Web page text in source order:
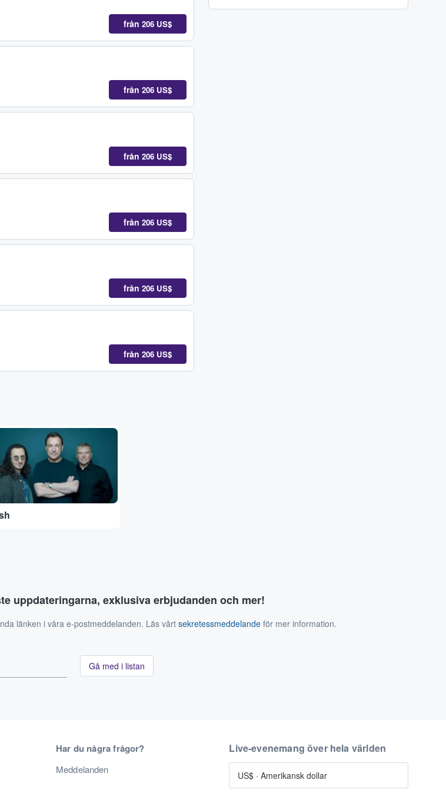
från 206 US$
från 206 US$
från 206 US$
från 206 US$
från 206 US$
från 206 US$
uppdateringarna, exklusiva erbjudanden och mer!
länken i våra e-postmeddelanden. Läs vårtsekretessmeddelande för mer information.
Gå med i listan
Har du några frågor?
Meddelanden
Live-evenemang över hela världen
US$ ·Amerikansk dollar